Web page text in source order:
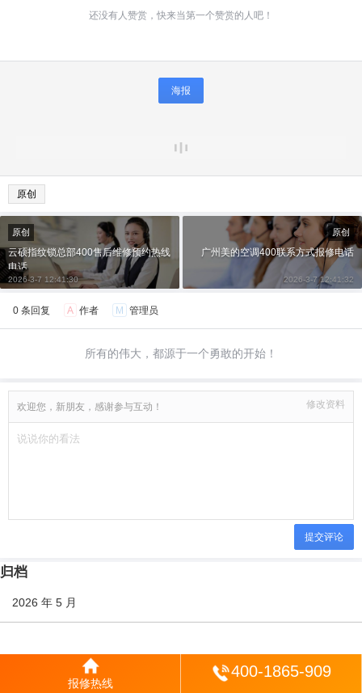
还没有人赞赏，快来当第一个赞赏的人吧！
海报
原创
原创
云硕指纹锁总部400售后维修预约热线
电话
2026-3-7 12:41:30
原创
广州美的空调400联系方式报修电话
2026-3-7 12:41:32
0 条回复 A 作者 M 管理员
所有的伟大，都源于一个勇敢的开始！
欢迎您，新朋友，感谢参与互动！ 修改资料
提交评论
归档
2026 年 5 月
2026 年 3 月报修热线
400-1865-909